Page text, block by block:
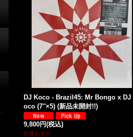
DJ Koco - Brazil45: Mr Bongo x DJ
oco (7''×5) (新品未開封!!)
9,800円(税込)
在庫わずか